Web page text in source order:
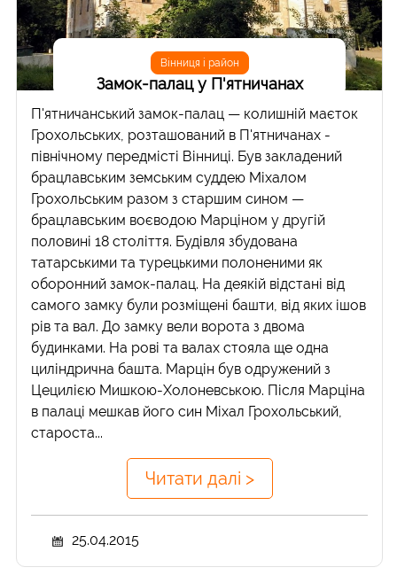
Вінниця і район
Замок-палац у П'ятничанах
П'ятничанський замок-палац — колишній маєток
Грохольських, розташований в П'ятничанах -
північному передмісті Вінниці. Був закладений
брацлавським земським суддею Міхалом
Грохольським разом з старшим сином —
брацлавським воєводою Марціном у другій
половині 18 століття. Будівля збудована
татарськими та турецькими полоненими як
оборонний замок-палац. На деякій відстані від
самого замку були розміщені башти, від яких ішов
рів та вал. До замку вели ворота з двома
будинками. На рові та валах стояла ще одна
циліндрична башта. Марцін був одружений з
Цецилією Мишкою-Холоневською. Після Марціна
в палаці мешкав його син Міхал Грохольський,
староста...
Читати далі >
25.04.2015